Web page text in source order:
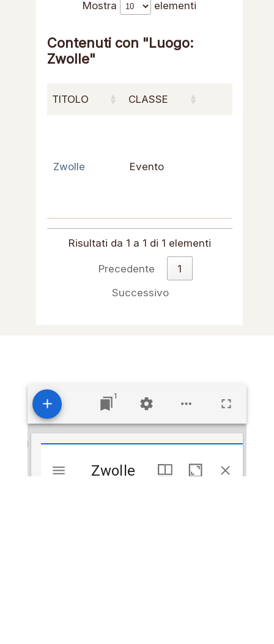
Mostra elementi
Contenuti con "Luogo:
Zwolle"
TITOLO CLASSE
Zwolle Evento
Risultati da 1 a 1 di 1 elementi
Precedente
1
Successivo
1
Visualizzatore
Mirador
ZwolleZwolle